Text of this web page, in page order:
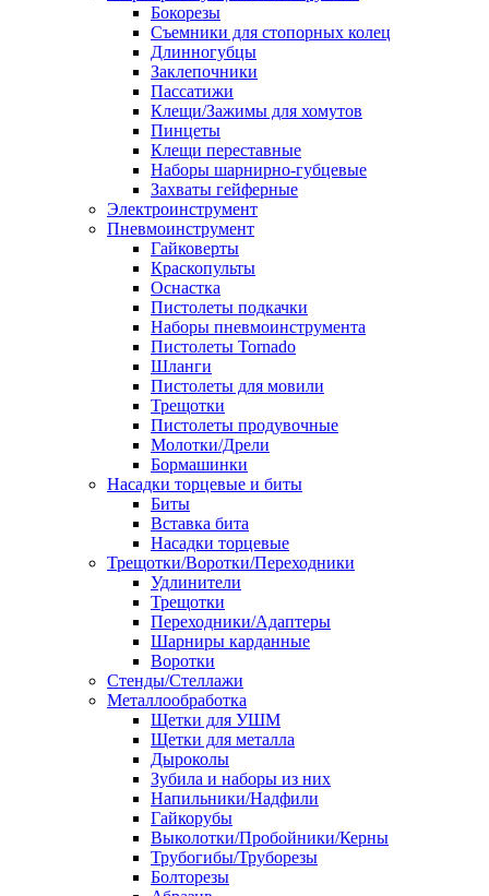
Бокорезы
Съемники для стопорных колец
Длинногубцы
Заклепочники
Пассатижи
Клещи/Зажимы для хомутов
Пинцеты
Клещи переставные
Наборы шарнирно-губцевые
Захваты гейферные
Электроинструмент
Пневмоинструмент
Гайковерты
Краскопульты
Оснастка
Пистолеты подкачки
Наборы пневмоинструмента
Пистолеты Tornado
Шланги
Пистолеты для мовили
Трещотки
Пистолеты продувочные
Молотки/Дрели
Бормашинки
Насадки торцевые и биты
Биты
Вставка бита
Насадки торцевые
Трещотки/Воротки/Переходники
Удлинители
Трещотки
Переходники/Адаптеры
Шарниры карданные
Воротки
Стенды/Стеллажи
Металлообработка
Щетки для УШМ
Щетки для металла
Дыроколы
Зубила и наборы из них
Напильники/Надфили
Гайкорубы
Выколотки/Пробойники/Керны
Трубогибы/Труборезы
Болторезы